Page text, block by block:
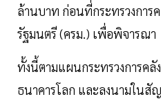
ล้านบาท ก่อนที่กระทรวงการ
รัฐมนตรี (ครม.) เพื่อพิจารณา
ทั้งนี้ตามแผนกระทรวงการค
ธนาคารโลก และลงนามใน